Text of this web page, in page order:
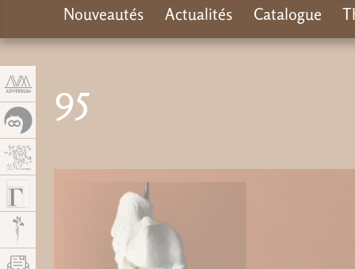
95
Nouveautés Actualités Catalogue